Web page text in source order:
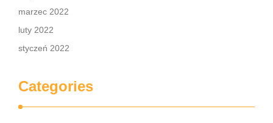
marzec 2022
luty 2022
styczeń 2022
Categories